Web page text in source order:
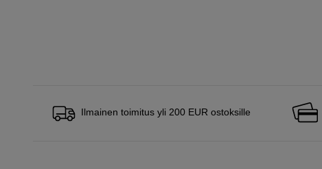
Ilmainen toimitus yli 200 EUR ostoksille